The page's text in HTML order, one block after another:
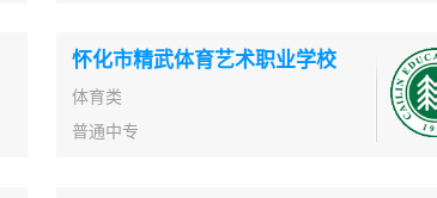
怀化市精武体育艺术职业学校
体育类
普通中专